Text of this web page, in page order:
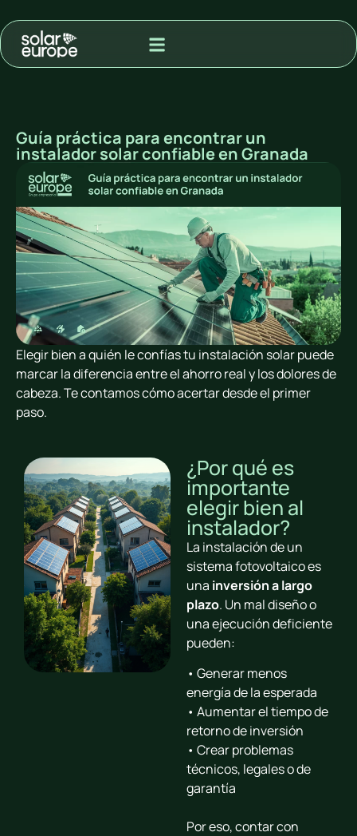
Guía práctica para encontrar un
instalador solar confiable en Granada
Elegir bien a quién le confías tu instalación solar puede
marcar la diferencia entre el ahorro real y los dolores de
cabeza. Te contamos cómo acertar desde el primer
paso.
¿Por qué es
importante
elegir bien al
instalador?
La instalación de un
sistema fotovoltaico es
una inversión a largo
plazo. Un mal diseño o
una ejecución deficiente
pueden:
• Generar menos
energía de la esperada
• Aumentar el tiempo de
retorno de inversión
• Crear problemas
técnicos, legales o de
garantía